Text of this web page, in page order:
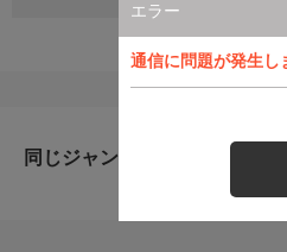
エラー
通信に問題が発生し
同じジャンルのおすすめ番組